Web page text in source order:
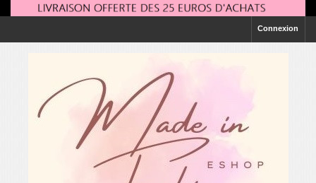
Connexion